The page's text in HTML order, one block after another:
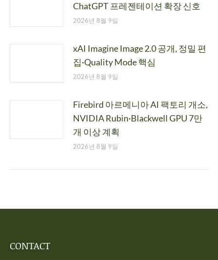
ChatGPT 프레젠테이션 확장 신호
2026년 8월 9일
xAI Imagine Image 2.0 공개, 정밀 편
집·Quality Mode 핵심
2026년 8월 9일
Firebird 아르메니아 AI 팩토리 개소,
NVIDIA Rubin·Blackwell GPU 7만
개 이상 계획
2026년 8월 9일
CONTACT